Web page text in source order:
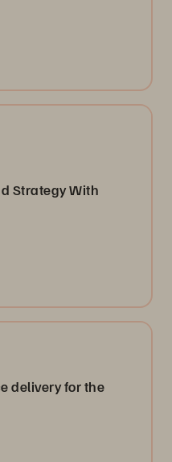
Strategy With
delivery for the